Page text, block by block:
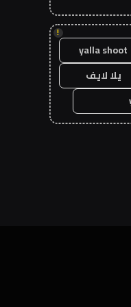
!
yalla shoot
يلا لايف